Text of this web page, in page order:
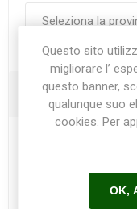
Questo sito
migliorare l’
questo banner,
qualunque suo
cookies. Per
OK,